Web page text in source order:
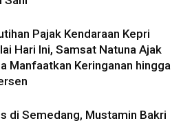
Pajak Kendaraan Kepri
Hari Ini, Samsat Natuna Ajak
Manfaatkan Keringanan hingga
di Semedang, Mustamin Bakri